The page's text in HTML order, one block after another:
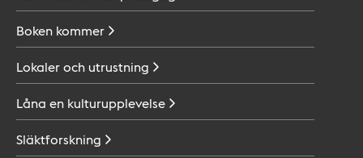
Boken kommer
Lokaler och utrustning
Låna en kulturupplevelse
Släktforskning